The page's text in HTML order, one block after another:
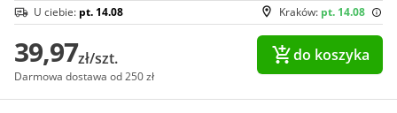
Kraków: pt. 14.08
U ciebie: pt. 14.08
39,97zł/szt.
Darmowa dostawa od 250 zł
do koszyka